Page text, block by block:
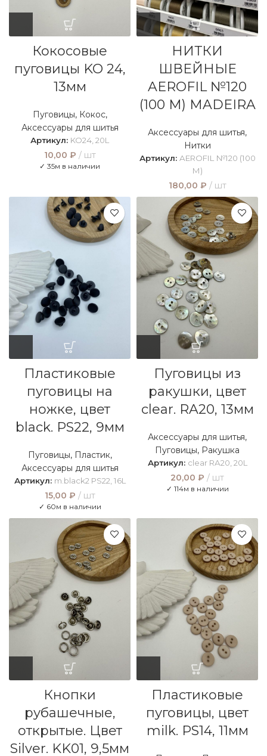
Кокосовые
пуговицы KO 24,
13мм
Пуговицы, Кокос,
Аксессуары для шитья
Артикул: KO24, 20L
10,00 ₽ шт
✓ 35м в наличии
НИТКИ
ШВЕЙНЫЕ
AEROFIL №120
(100 М) MADEIRA
Аксессуары для шитья,
Нитки
Артикул: AEROFIL №120 (100
М)
180,00 ₽ шт
Пластиковые
пуговицы на
ножке, цвет
black. PS22, 9мм
Пуговицы, Пластик,
Аксессуары для шитья
Артикул: m.black2 PS22, 16L
15,00 ₽ шт
✓ 60м в наличии
Пуговицы из
ракушки, цвет
clear. RA20, 13мм
Аксессуары для шитья,
Пуговицы, Ракушка
Артикул: clear RA20, 20L
20,00 ₽ шт
✓ 114м в наличии
Кнопки
рубашечные,
открытые. Цвет
Silver. KK01, 9,5мм
Пластиковые
пуговицы, цвет
milk. PS14, 11мм